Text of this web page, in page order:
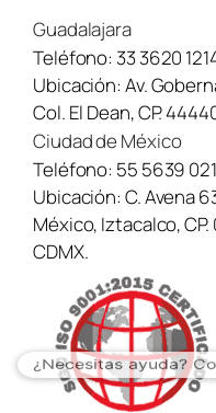
Guadalajara
Teléfono:33 3620
Ubicación:Av.
Col. El Dean, CP.
Ciudad de México
Teléfono: 55 5639
Ubicación:C. Avena
México, Iztacalco,
CDMX.
¿Necesitas ayuda?